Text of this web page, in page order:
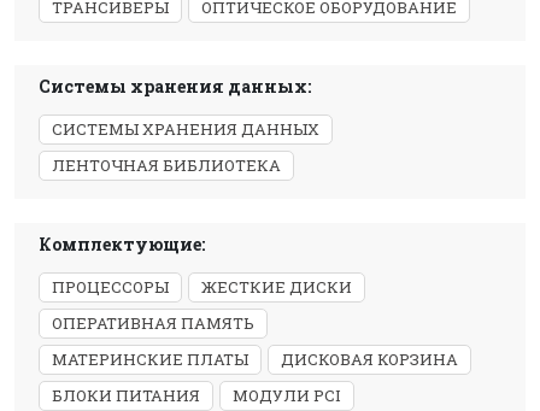
ТРАНСИВЕРЫ
ОПТИЧЕСКОЕ ОБОРУДОВАНИЕ
Системы хранения данных:
СИСТЕМЫ ХРАНЕНИЯ ДАННЫХ
ЛЕНТОЧНАЯ БИБЛИОТЕКА
Комплектующие:
ПРОЦЕССОРЫ
ЖЕСТКИЕ ДИСКИ
ОПЕРАТИВНАЯ ПАМЯТЬ
МАТЕРИНСКИЕ ПЛАТЫ
ДИСКОВАЯ КОРЗИНА
БЛОКИ ПИТАНИЯ
МОДУЛИ PCI